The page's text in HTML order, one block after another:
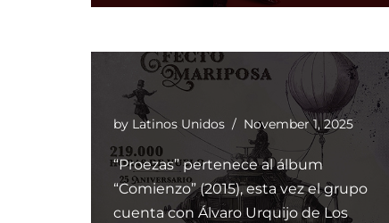
by Latinos Unidos November 1, 2025
“Proezas” pertenece al álbum
“Comienzo” (2015), esta vez el grupo
cuenta con Álvaro Urquijo de Los